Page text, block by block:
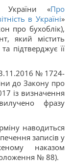
України «Про
в Україні»
про бухоблік),
який містить
підтверджує її
№ 1724-
до Закону про
із визначення
фразу
наводиться
записів у
наказом
№ 88).